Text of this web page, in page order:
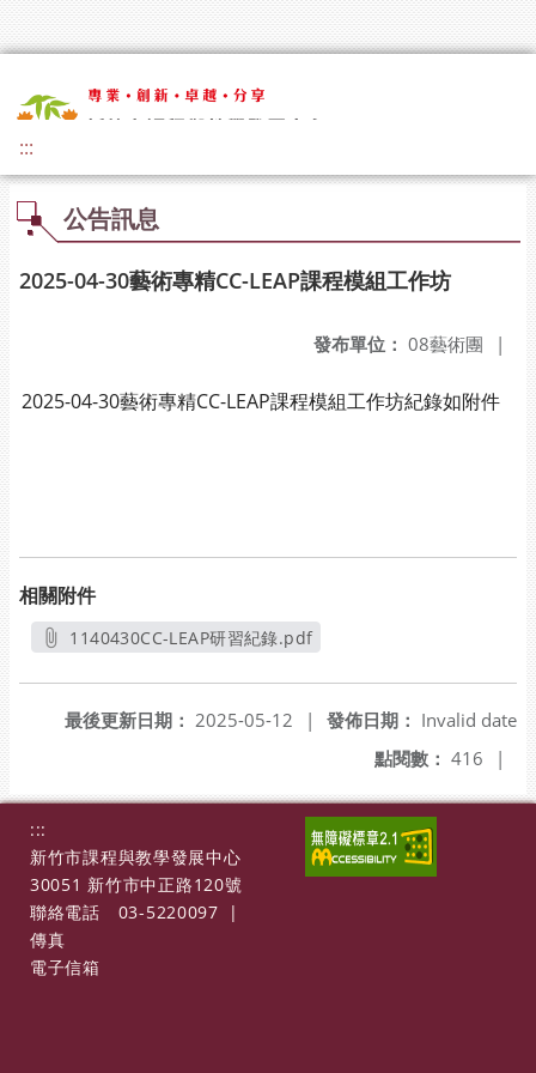
:::
公告訊息
2025-04-30藝術專精CC-LEAP課程模組工作坊
發布單位： 08藝術團 |
2025-04-30藝術專精CC-LEAP課程模組工作坊紀錄如附件
相關附件
1140430CC-LEAP研習紀錄.pdf
發佈日期： Invalid date
最後更新日期： 2025-05-12
|
點閱數： 416 |
:::
新竹市課程與教學發展中心
30051 新竹市中正路120號
聯絡電話
03-5220097
|
傳真
電子信箱